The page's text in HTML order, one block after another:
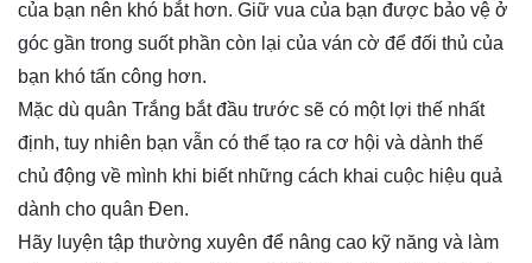
của bạn nên khó bắt hơn. Giữ vua của bạn được bảo vệ ở
góc gần trong suốt phần còn lại của ván cờ để đối thủ của
bạn khó tấn công hơn.
Mặc dù quân Trắng bắt đầu trước sẽ có một lợi thế nhất
định, tuy nhiên bạn vẫn có thể tạo ra cơ hội và dành thế
chủ động về mình khi biết những cách khai cuộc hiệu quả
dành cho quân Đen.
Hãy luyện tập thường xuyên để nâng cao kỹ năng và làm